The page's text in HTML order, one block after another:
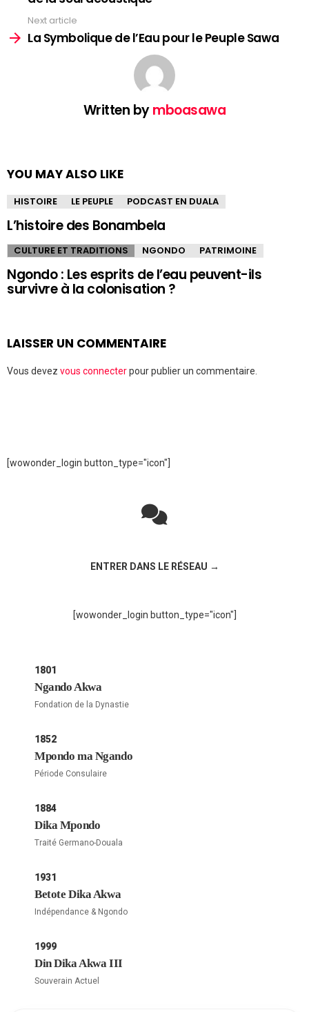
Next article
La Symbolique de l’Eau pour le Peuple Sawa
Written bymboasawa
YOU MAY ALSO LIKE
HISTOIRE LE PEUPLE PODCAST EN DUALA
L’histoire des Bonambela
CULTURE ET TRADITIONS NGONDO PATRIMOINE
Ngondo : Les esprits de l’eau peuvent-ils
survivre à la colonisation ?
LAISSER UN COMMENTAIRE
Vous devez vous connecterpour publier un commentaire.
[wowonder_login button_type="icon"]
ENTRER DANS LE RÉSEAU →
[wowonder_login button_type="icon"]
1801
Ngando Akwa
Fondation de la Dynastie
1852
Mpondo ma Ngando
Période Consulaire
1884
Dika Mpondo
Traité Germano-Douala
1931
Betote Dika Akwa
Indépendance & Ngondo
1999
Din Dika Akwa III
Souverain Actuel